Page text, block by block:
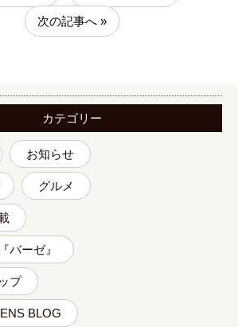
次の記事へ »
カテゴリー
お知らせ
グルメ
バーゼ』
プ
BLOG